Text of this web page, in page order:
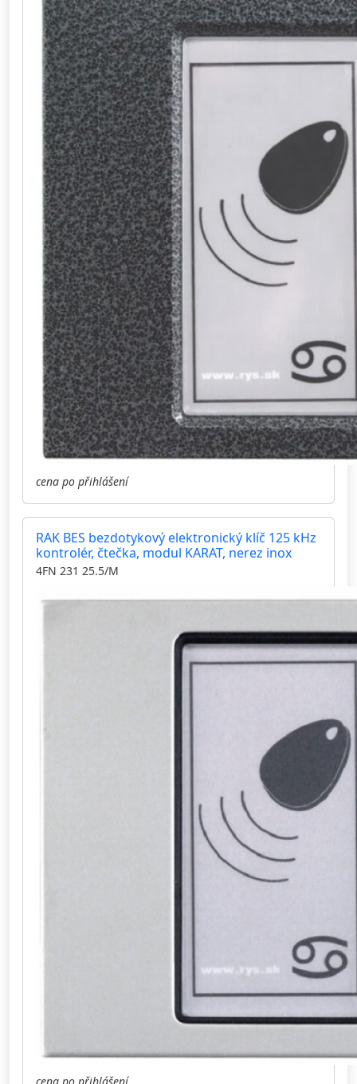
cena po přihlášení
RAK BES bezdotykový elektronický klíč 125 kHz
kontrolér, čtečka, modul KARAT, nerez inox
4FN 231 25.5/M